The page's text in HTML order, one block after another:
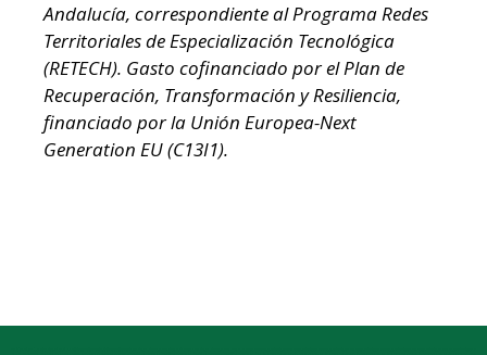
Andalucía, correspondiente al Programa Redes
Territoriales de Especialización Tecnológica
(RETECH). Gasto cofinanciado por el Plan de
Recuperación, Transformación y Resiliencia,
financiado por la Unión Europea-Next
Generation EU (C13I1).